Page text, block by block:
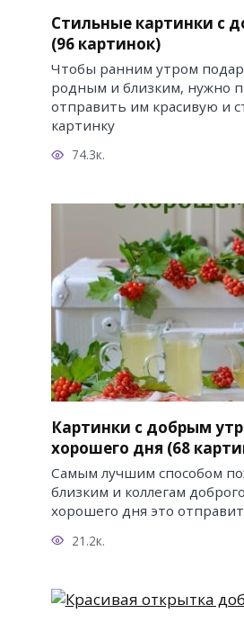
Стильные картинки с
(96 картинок)
Чтобы ранним утром
родным и близким, нужно
отправить им красивую и
картинку
74.3к.
Картинки с добрым
хорошего дня (68
Самым лучшим способом
близким и коллегам
хорошего дня это
21.2к.